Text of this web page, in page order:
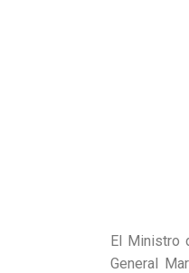
El Ministro
General